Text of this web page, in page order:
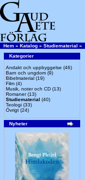
Hem » Katalog » Studiematerial »
Kategorier
Andakt och uppbyggelse (46)
Barn och ungdom (9)
Bibelmaterial (19)
Film (4)
Musik, noter och CD (13)
Romaner(13)
Studiematerial (40)
Teologi (33)
Övrigt (24)
Nyheter